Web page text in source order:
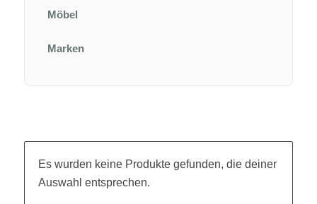
Möbel
Marken
Es wurden keine Produkte gefunden, die deiner
Auswahl entsprechen.